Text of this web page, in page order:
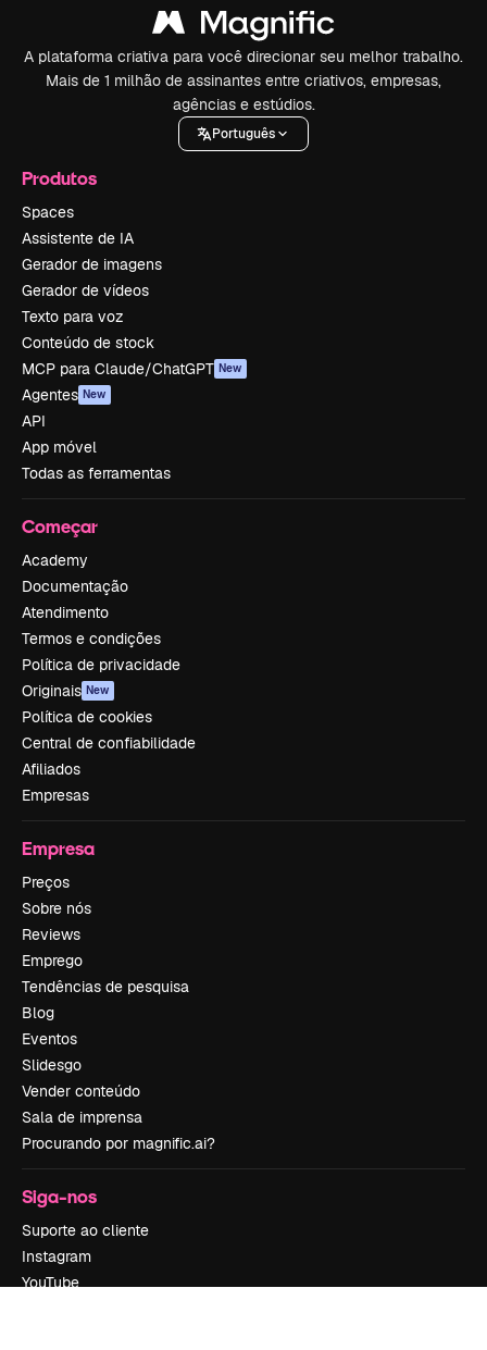
A plataforma criativa para você direcionar seu melhor trabalho.
Mais de 1 milhão de assinantes entre criativos, empresas,
agências e estúdios.
Português
Produtos
Spaces
Assistente de IA
Gerador de imagens
Gerador de vídeos
Texto para voz
Conteúdo de stock
MCP para Claude/ChatGPT New
Agentes New
API
App móvel
Todas as ferramentas
Começar
Academy
Documentação
Atendimento
Termos e condições
Política de privacidade
Originais New
Política de cookies
Central de confiabilidade
Afiliados
Empresas
Empresa
Preços
Sobre nós
Reviews
Emprego
Tendências de pesquisa
Blog
Eventos
Slidesgo
Vender conteúdo
Sala de imprensa
Procurando por magnific.ai?
Siga-nos
Suporte ao cliente
Instagram
YouTube